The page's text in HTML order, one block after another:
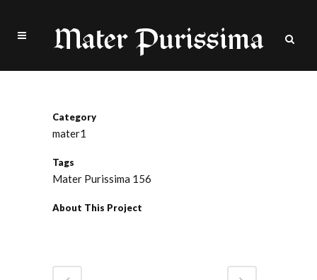
Category
mater1
Tags
Mater Purissima 156
About This Project